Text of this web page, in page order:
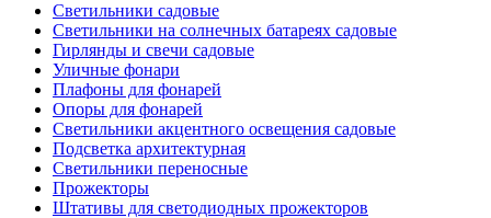
Светильники садовые
Светильники на солнечных батареях садовые
Гирлянды и свечи садовые
Уличные фонари
Плафоны для фонарей
Опоры для фонарей
Светильники акцентного освещения садовые
Подсветка архитектурная
Светильники переносные
Прожекторы
Штативы для светодиодных прожекторов